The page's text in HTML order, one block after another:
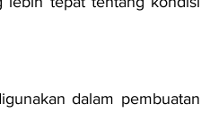
dalam pembuatan